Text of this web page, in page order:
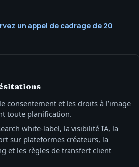
un appel de cadrage de 20
consentement et les droits à l’image
toute planification.
white-label, la visibilité IA, la
sur plateformes créateurs, la
et les règles de transfert client